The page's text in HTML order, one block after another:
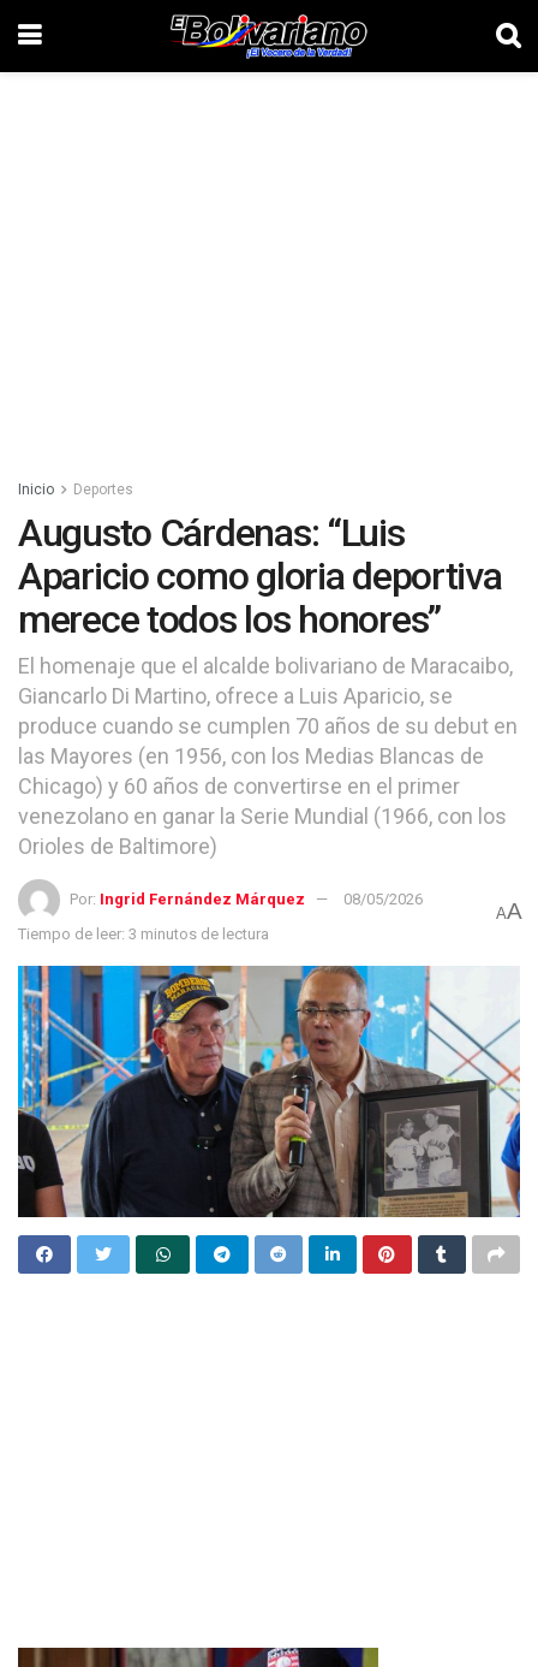
Inicio Deportes
Augusto Cárdenas: “Luis
Aparicio como gloria deportiva
merece todos los honores”
El homenaje que el alcalde bolivariano de Maracaibo,
Giancarlo Di Martino, ofrece a Luis Aparicio, se
produce cuando se cumplen 70 años de su debut en
las Mayores (en 1956, con los Medias Blancas de
Chicago) y 60 años de convertirse en el primer
venezolano en ganar la Serie Mundial (1966, con los
Orioles de Baltimore)
Por: Ingrid Fernández Márquez
08/05/2026
Tiempo de leer: 3 minutos de lectura
AA